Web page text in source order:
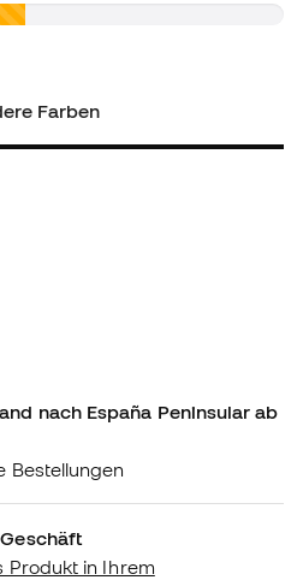
Farben
nach España Peninsular ab
Bestellungen
Produkt in Ihrem